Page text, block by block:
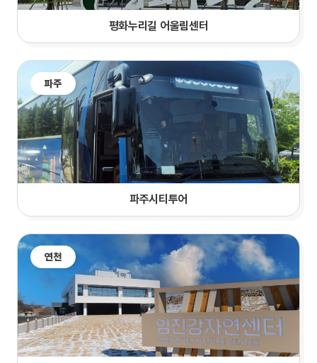
평화누리길 어울림센터
파주
파주시티투어
연천